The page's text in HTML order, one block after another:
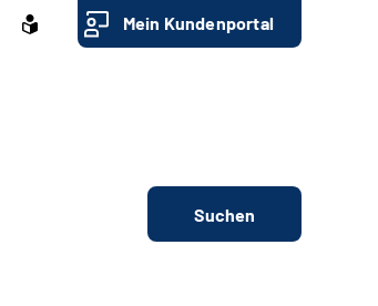
Mein Kundenportal
Suchen